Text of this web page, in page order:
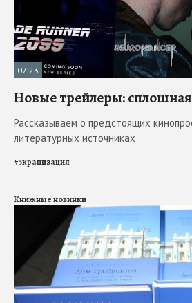
07:23
Новые трейлеры:
Рассказываем о предстоящих
литературных источниках
#экранизация
Книжные новинки